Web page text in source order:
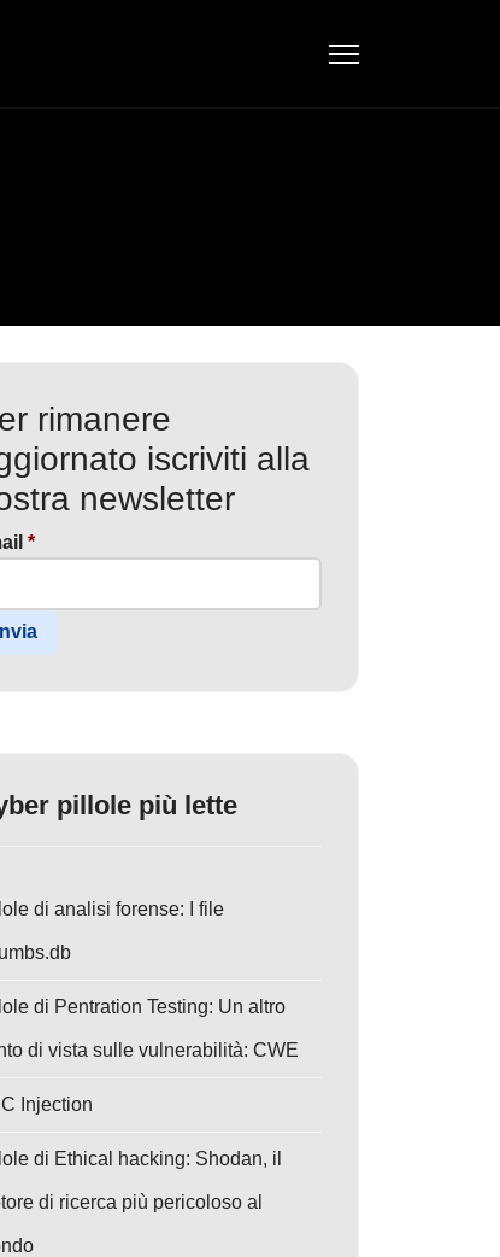
rimanere
iscriviti alla
newsletter
*
Invia
pillole più lette
di analisi forense: I file
di Pentration Testing: Un altro
di vista sulle vulnerabilità: CWE
Injection
di Ethical hacking: Shodan, il
di ricerca più pericoloso al